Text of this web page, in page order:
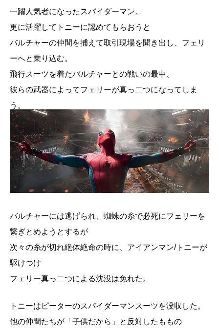
一躍人気者になったスパイダーマン。
更に活躍してトニーに認めてもらおうと
バルチャーの仲間を捕えて取引現場を聞き出し、フェリ
ーへと乗り込む。
飛行スーツを着たバルチャーとの戦いの最中、
彼らの武器によってフェリーが真っ二つになってしま
う。
バルチャーには逃げられ、蜘蛛の糸で必死にフェリーを
繋ぎとめようとするが
次々の糸が切れ絶体絶命の時に、アイアンマン/トニーが
駆けつけ
フェリー真っ二つによる沈没は免れた。
トニーはピーターのスパイダーマンスーツを没収した。
他の仲間たちが「子供だから」と反対したももの